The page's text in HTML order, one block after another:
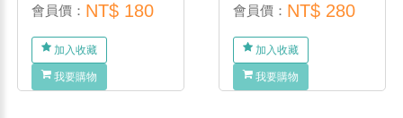
會員價： NT$ 180
加入收藏
我要購物
會員價： NT$ 280
加入收藏
我要購物